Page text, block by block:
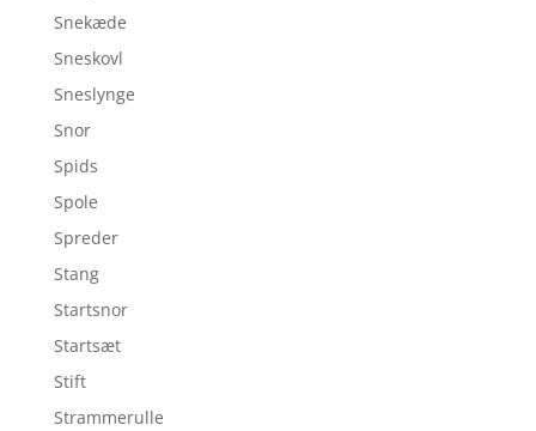
Snekæde
Sneskovl
Sneslynge
Snor
Spids
Spole
Spreder
Stang
Startsnor
Startsæt
Stift
Strammerulle